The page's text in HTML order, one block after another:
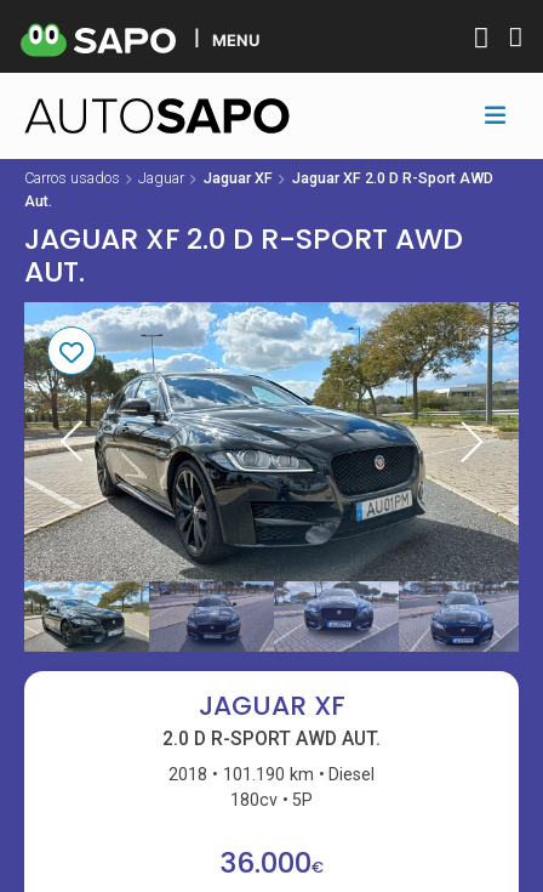
MENU
Carros usados Jaguar Jaguar XF
Jaguar XF 2.0 D R-Sport AWD
Aut.
JAGUAR XF 2.0 D R-SPORT AWD
AUT.
JAGUAR XF
2.0 D R-SPORT AWD AUT.
2018 101.190 km
Diesel
180cv
5P
36.000€